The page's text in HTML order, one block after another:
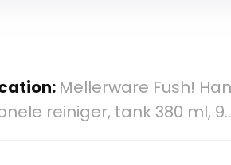
Mellerware Fush!
reiniger, tank 380 ml,